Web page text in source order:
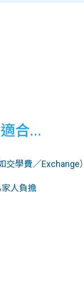
合...
學費／Exchange）
人負擔